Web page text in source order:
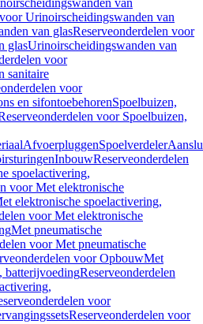
van
Urinoirscheidingswanden van
van glasReserveonderdelen voor
glasUrinoirscheidingswanden van
voor
sanitaire
voor
en sifontoebehorenSpoelbuizen,
voor Spoelbuizen,
AfvoerpluggenSpoelverdeler
InbouwReserveonderdelen
spoelactivering,
voor Met elektronische
elektronische spoelactivering,
voor Met elektronische
Met pneumatische
voor Met pneumatische
voor OpbouwMet
batterijvoedingReserveonderdelen
voor
Reserveonderdelen voor